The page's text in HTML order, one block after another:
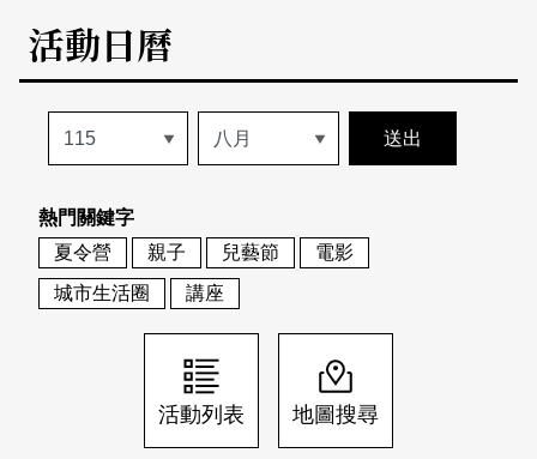
本期專題
歷史專題
活動特區
活動列表
地圖搜尋
關於我們
關於我們
刊物索取地點
會員基本資料
刊登活動
網站導覽 English
日本語 登入/註冊
活動日曆
熱門關鍵字
夏令營
親子 兒藝節
電影
城市生活圈
講座
活動列表 地圖搜尋